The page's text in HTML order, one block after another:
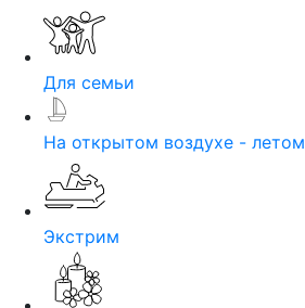
Для семьи
На открытом воздухе - летом
Экстрим